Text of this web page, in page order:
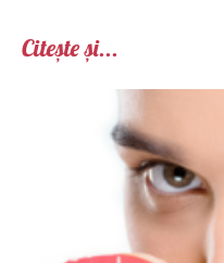
Citește și...